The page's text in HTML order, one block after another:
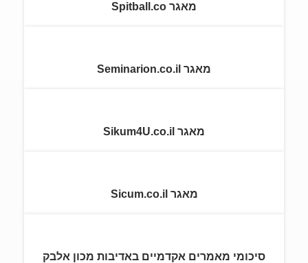
מאגר Spitball.co
מאגר Seminarion.co.il
מאגר Sikum4U.co.il
מאגר Sicum.co.il
סיכומי מאמרים אקדמיים באדיבות מכון אלבק